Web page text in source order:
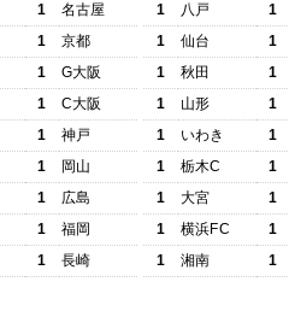
1
名古屋
1
京都
1
G大阪
1
C大阪
1
神戸
1
岡山
1
広島
1
福岡
1 長崎
1
八戸
1
1
仙台
1
1
秋田
1
1
山形
1
1
いわき
1
1
栃木C
1
1
大宮
1
1
横浜FC
1
1
湘南 1